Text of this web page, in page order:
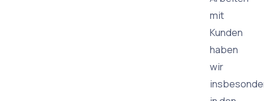
mit
Kunden
haben
wir